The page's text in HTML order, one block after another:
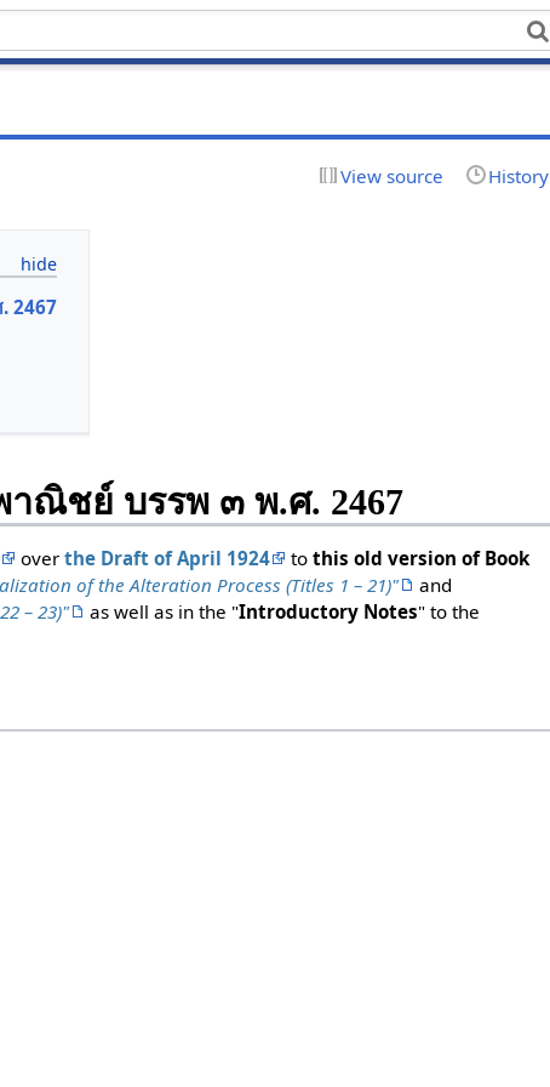
View source History
2467
ณิชย์ บรรพ ๓ พ.ศ. 2467
over the Draft of April 1924 to this old version of Book
of the Alteration Process (Titles 1 – 21)"
and
– 23)"
as well as in the "Introductory Notes" to the